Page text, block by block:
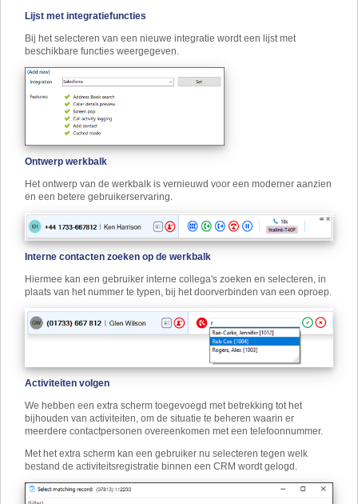
Lijst met integratiefuncties
Bij het selecteren van een nieuwe integratie wordt een lijst met
beschikbare functies weergegeven.
Ontwerp werkbalk
Het ontwerp van de werkbalk is vernieuwd voor een moderner aanzien
en een betere gebruikerservaring.
Interne contacten zoeken op de werkbalk
Hiermee kan een gebruiker interne collega's zoeken en selecteren, in
plaats van het nummer te typen, bij het doorverbinden van een oproep.
Activiteiten volgen
We hebben een extra scherm toegevoegd met betrekking tot het
bijhouden van activiteiten, om de situatie te beheren waarin er
meerdere contactpersonen overeenkomen met een telefoonnummer.
Met het extra scherm kan een gebruiker nu selecteren tegen welk
bestand de activiteitsregistratie binnen een CRM wordt gelogd.